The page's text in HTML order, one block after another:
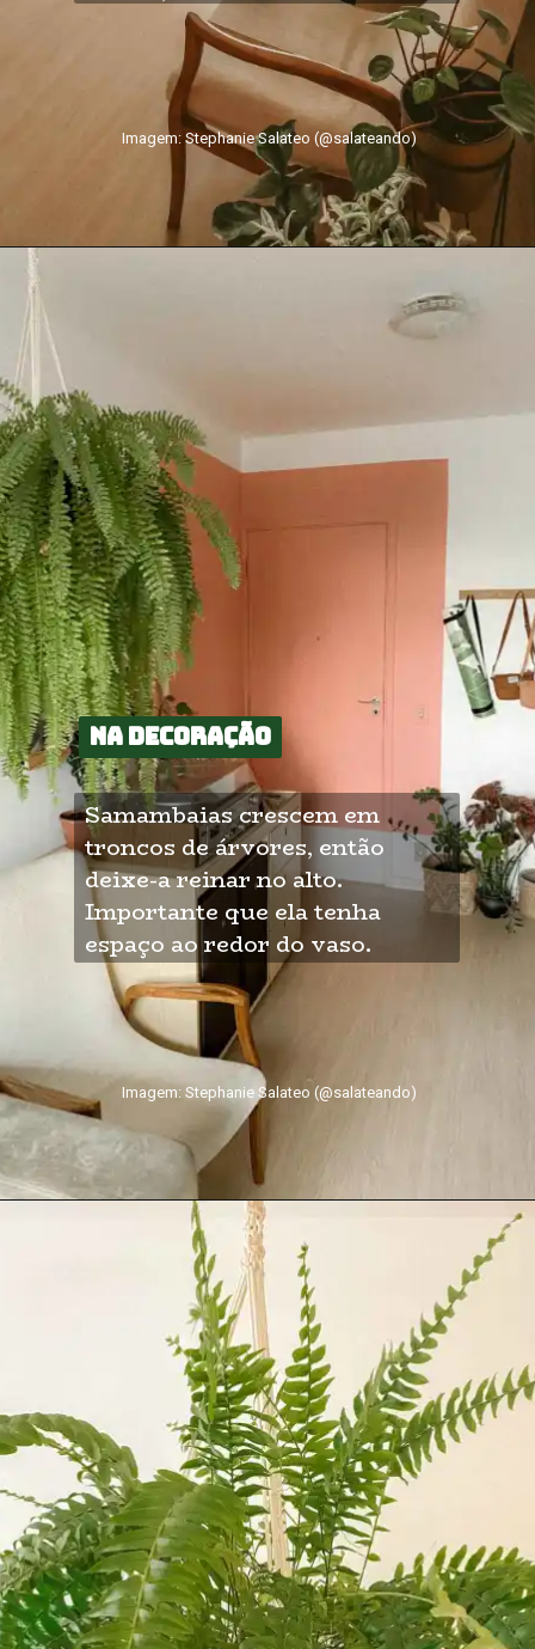
Imagem: Stephanie Salateo (@salateando)
Na decoração
Na decoração
Samambaias crescem em
troncos de árvores, então
deixe-a reinar no alto.
Importante que ela tenha
espaço ao redor do vaso.
Imagem: Stephanie Salateo (@salateando)